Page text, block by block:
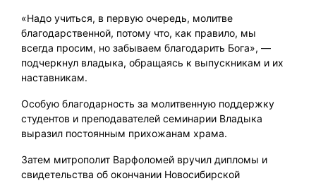
«Надо учиться, в первую очередь, молитве
благодарственной, потому что, как правило, мы
всегда просим, но забываем благодарить Бога», —
подчеркнул владыка, обращаясь к выпускникам и их
наставникам.
Особую благодарность за молитвенную поддержку
студентов и преподавателей семинарии Владыка
выразил постоянным прихожанам храма.
Затем митрополит Варфоломей вручил дипломы и
свидетельства об окончании Новосибирской